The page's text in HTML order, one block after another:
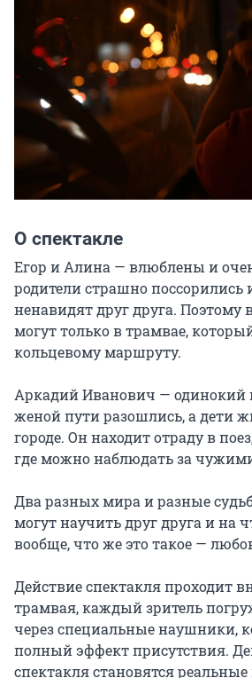
О спектакле
Егор и Алина — влюблены и
родители страшно поссорились
ненавидят друг друга. Поэтому
могут только в трамвае,
кольцевому маршруту.
Аркадий Иванович — одинокий
женой пути разошлись, а дети
городе. Он находит отраду в
где можно наблюдать за
Два разных мира и разные
могут научить друг друга и на
вообще, что же это такое —
Действие спектакля проходит
трамвая, каждый зритель
через специальные наушники,
полный эффект присутствия.
спектакля становятся